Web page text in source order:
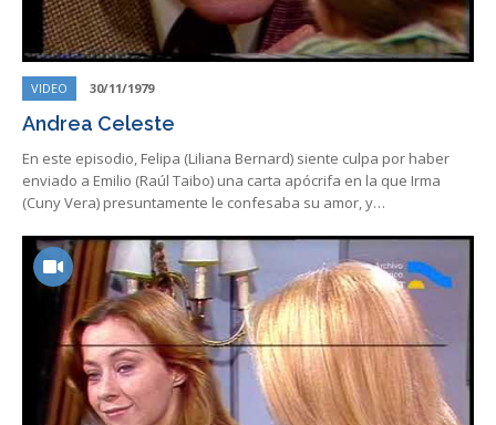
VIDEO 30/11/1979
Andrea Celeste
En este episodio, Felipa (Liliana Bernard) siente culpa por haber
enviado a Emilio (Raúl Taibo) una carta apócrifa en la que Irma
(Cuny Vera) presuntamente le confesaba su amor, y…